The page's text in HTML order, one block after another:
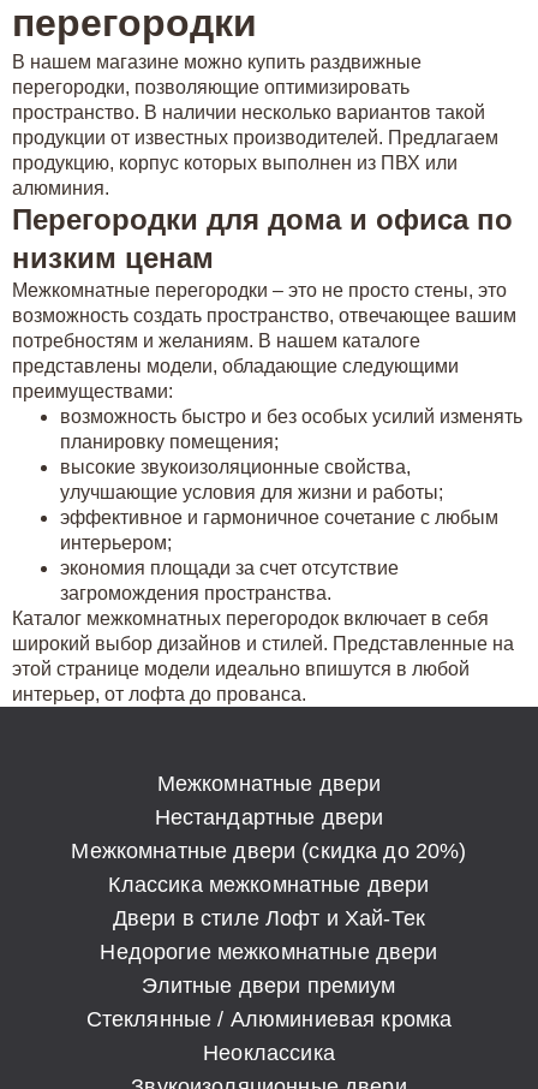
перегородки
В нашем магазине можно купить раздвижные
перегородки, позволяющие оптимизировать
пространство. В наличии несколько вариантов такой
продукции от известных производителей. Предлагаем
продукцию, корпус которых выполнен из ПВХ или
алюминия.
Перегородки для дома и офиса по
низким ценам
Межкомнатные перегородки – это не просто стены, это
возможность создать пространство, отвечающее вашим
потребностям и желаниям. В нашем каталоге
представлены модели, обладающие следующими
преимуществами:
возможность быстро и без особых усилий изменять
планировку помещения;
высокие звукоизоляционные свойства,
улучшающие условия для жизни и работы;
эффективное и гармоничное сочетание с любым
интерьером;
экономия площади за счет отсутствие
загромождения пространства.
Каталог межкомнатных перегородок включает в себя
широкий выбор дизайнов и стилей. Представленные на
этой странице модели идеально впишутся в любой
интерьер, от лофта до прованса.
Межкомнатные двери
Нестандартные двери
Межкомнатные двери (скидка до 20%)
Классика межкомнатные двери
Двери в стиле Лофт и Хай-Тек
Недорогие межкомнатные двери
Элитные двери премиум
Стеклянные / Алюминиевая кромка
Неоклассика